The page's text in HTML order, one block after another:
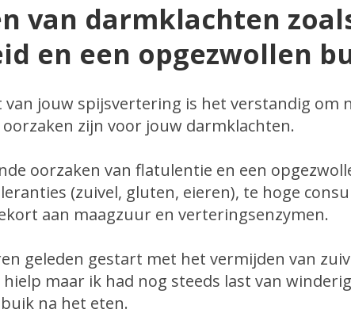
van darmklachten
en een opgezwollen
van jouw spijsvertering is het verstandig om
zijn voor jouw darmklachten.
oorzaken van flatulentie en een
(zuivel, gluten, eieren), te hoge
aan maagzuur en verteringsenzymen.
geleden gestart met het vermijden van
maar ik had nog steeds last van
na het eten.